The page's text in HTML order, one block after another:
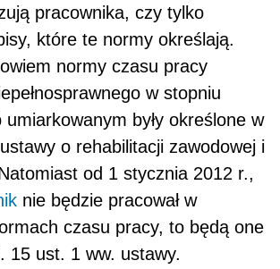
pracownika, czy tylko
które te normy określają.
normy czasu pracy
w stopniu
były określone w
o rehabilitacji zawodowej i
od 1 stycznia 2012 r.,
nie będzie pracował w
czasu pracy, to będą one
15 ust. 1 ww. ustawy.